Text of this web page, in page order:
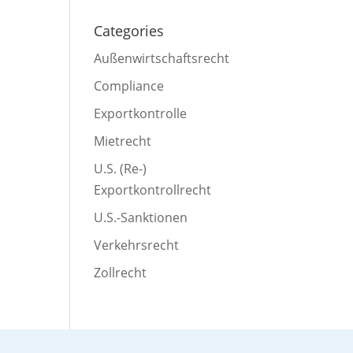
Categories
Außenwirtschaftsrecht
Compliance
Exportkontrolle
Mietrecht
U.S. (Re-)
Exportkontrollrecht
U.S.-Sanktionen
Verkehrsrecht
Zollrecht